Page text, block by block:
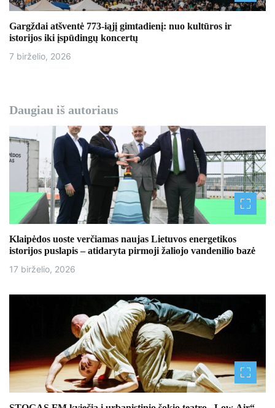
Gargždai atšventė 773-iąjį gimtadienį: nuo kultūros ir
istorijos iki įspūdingų koncertų
7 birželio, 2026
Daugiau iš autoriaus
Klaipėdos uoste verčiamas naujas Lietuvos energetikos
istorijos puslapis – atidaryta pirmoji žaliojo vandenilio bazė
17 birželio, 2026